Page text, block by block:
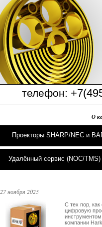
телефон:
О
Проекторы SHARP/NEC и
Удалённый сервис (NOC/TMS)
27 ноября 2025
C тех пор,
цифровую
компании